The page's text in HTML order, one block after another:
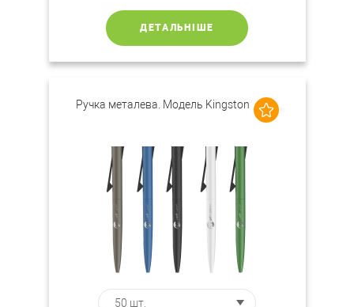
ДЕТАЛЬНІШЕ
Ручка металева. Модель Kingston